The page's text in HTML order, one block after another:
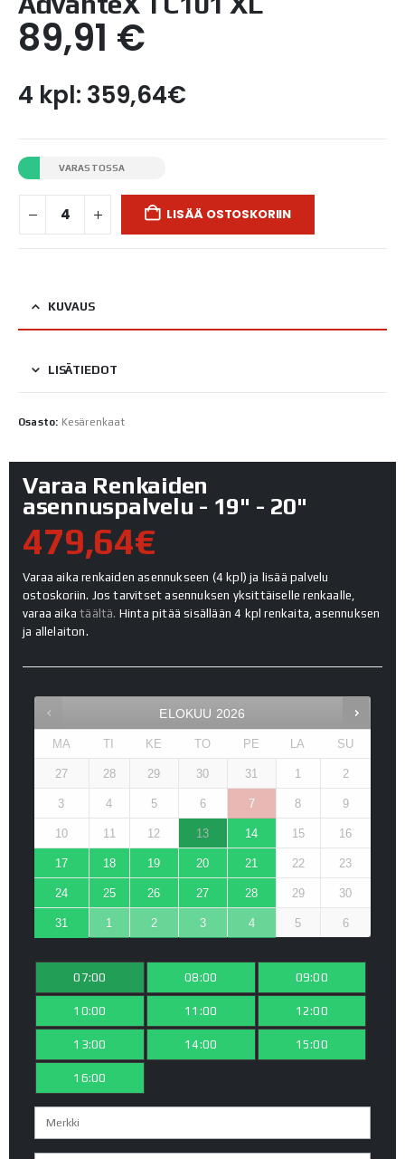
89,91 €
4 kpl: 359,64€
VARASTOSSA
LISÄÄ OSTOSKORIIN
KUVAUS
LISÄTIEDOT
Osasto: Kesärenkaat
Varaa Renkaiden
asennuspalvelu - 19" - 20"
479,64€
Varaa aika renkaiden asennukseen (4 kpl) ja lisää palvelu
ostoskoriin. Jos tarvitset asennuksen yksittäiselle renkaalle,
varaa aikatäältä. Hinta pitää sisällään 4 kpl renkaita, asennuksen
ja allelaiton.
ELOKUU 2026
MA TI KE TO PE LA SU
27 28 29 30 31 1 2
3 4 5 6 7 8 9
10 11 12 13 14 15 16
17 18 19 20 21 22 23
24 25 26 27 28 29 30
31 1 2 3 4 5 6
07:00 08:00 09:00
10:00 11:00 12:00
13:00 14:00 15:00
16:00